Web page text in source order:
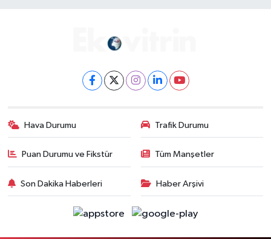
Hava Durumu Trafik Durumu
Puan Durumu ve Fikstür Tüm Manşetler
Son Dakika Haberleri Haber Arşivi